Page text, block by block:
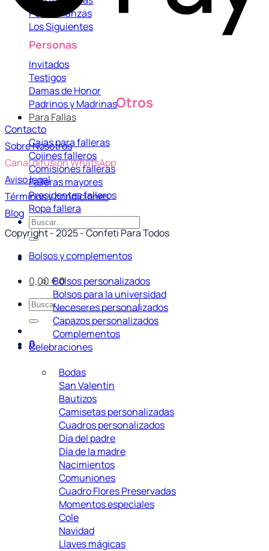
Porta Alianzas
Los Siguientes
Personas
Invitados
Testigos
Damas de Honor
Padrinos y Madrinas
Para Fallas
Cajas para falleras
Cojines falleros
Comisiones falleras
Falleras mayores
Presidentes falleros
Ropa fallera
Buscar
por:
0,00€0
Buscar
por:
0
Otros
Contacto
Sobre Nosotros
Canal difusión WhatsApp
Aviso legal
Términos y condiciones
Blog
Copyright - 2025 - Confeti Para Todos
Bolsos y complementos
Bolsos personalizados
Bolsos para la universidad
Neceseres personalizados
Capazos personalizados
Complementos
Celebraciones
Bodas
San Valentín
Bautizos
Camisetas personalizadas
Cuadros personalizados
Día del padre
Día de la madre
Nacimientos
Comuniones
Cuadro Flores Preservadas
Momentos especiales
Cole
Navidad
Llaves mágicas